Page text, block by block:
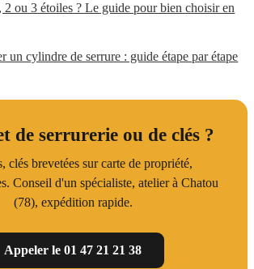
ou 3 étoiles ? Le guide pour bien choisir en
un cylindre de serrure : guide étape par étape
de serrurerie ou de clés ?
clés brevetées sur carte de propriété,
Conseil d'un spécialiste, atelier à Chatou
(78), expédition rapide.
Appeler le 01 47 21 21 38